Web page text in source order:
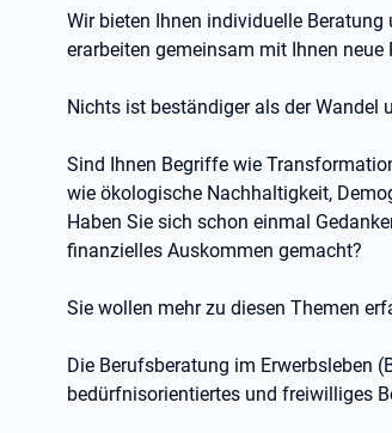
Wir bieten Ihnen individuelle
erarbeiten gemeinsam mit Ihnen
Nichts ist beständiger als der Wandel
Sind Ihnen Begriffe wie
wie ökologische Nachhaltigkeit,
Haben Sie sich schon einmal
finanzielles Auskommen gemacht?
Sie wollen mehr zu diesen Themen
Die Berufsberatung im Erwerbsleben
bedürfnisorientiertes und freiwilliges